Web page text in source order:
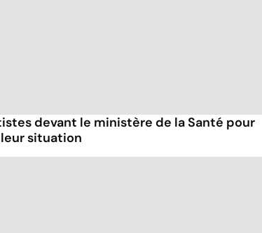
devant le ministère de la Santé pour
situation